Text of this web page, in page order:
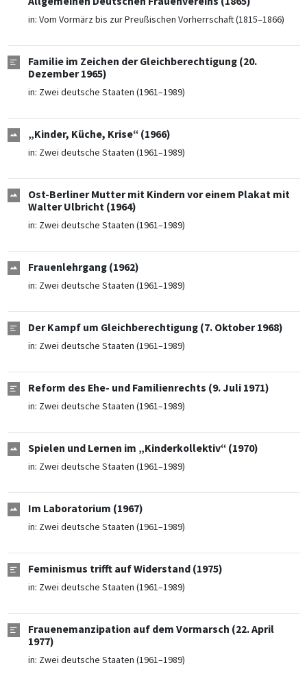
in: Vom Vormärz bis zur Preußischen Vorherrschaft (1815–1866)
Familie im Zeichen der Gleichberechtigung (20.
Dezember 1965)
in: Zwei deutsche Staaten (1961–1989)
„Kinder, Küche, Krise“ (1966)
in: Zwei deutsche Staaten (1961–1989)
Ost-Berliner Mutter mit Kindern vor einem Plakat mit
Walter Ulbricht (1964)
in: Zwei deutsche Staaten (1961–1989)
Frauenlehrgang (1962)
in: Zwei deutsche Staaten (1961–1989)
Der Kampf um Gleichberechtigung (7. Oktober 1968)
in: Zwei deutsche Staaten (1961–1989)
Reform des Ehe- und Familienrechts (9. Juli 1971)
in: Zwei deutsche Staaten (1961–1989)
Spielen und Lernen im „Kinderkollektiv“ (1970)
in: Zwei deutsche Staaten (1961–1989)
Im Laboratorium (1967)
in: Zwei deutsche Staaten (1961–1989)
Feminismus trifft auf Widerstand (1975)
in: Zwei deutsche Staaten (1961–1989)
Frauenemanzipation auf dem Vormarsch (22. April
1977)
in: Zwei deutsche Staaten (1961–1989)